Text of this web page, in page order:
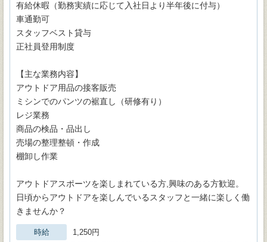
有給休暇（勤務実績に応じて入社日より半年後に付与）
車通勤可
スタッフベスト貸与
正社員登用制度
【主な業務内容】
アウトドア用品の接客販売
ミシンでのパンツの裾直し（研修有り）
レジ業務
商品の検品・品出し
売場の整理整頓・作成
棚卸し作業
アウトドアスポーツを楽しまれている方,興味のある方歓迎。
日頃からアウトドアを楽しんでいるスタッフと一緒に楽しく働
きませんか？
時給 1,250円